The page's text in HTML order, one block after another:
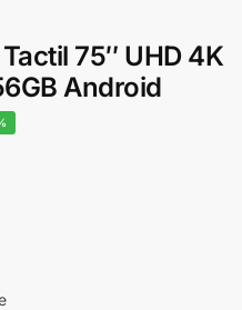
75″ UHD 4K
Android